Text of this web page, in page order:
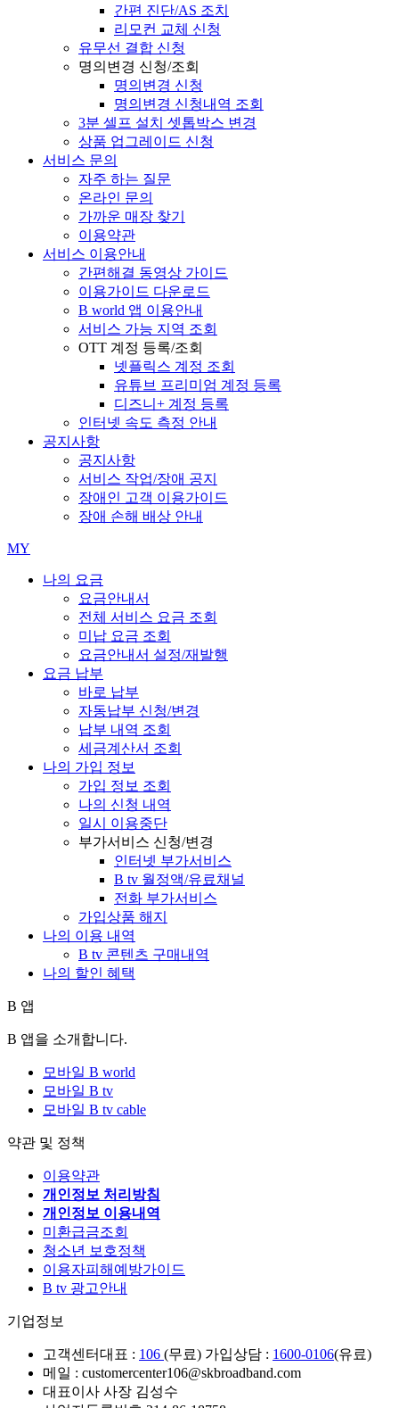
간편 진단/AS 조치
리모컨 교체 신청
유무선 결합 신청
명의변경 신청/조회
명의변경 신청
명의변경 신청내역 조회
3분 셀프 설치 셋톱박스 변경
상품 업그레이드 신청
서비스 문의
자주 하는 질문
온라인 문의
가까운 매장 찾기
이용약관
서비스 이용안내
간편해결 동영상 가이드
이용가이드 다운로드
B world 앱 이용안내
서비스 가능 지역 조회
OTT 계정 등록/조회
넷플릭스 계정 조회
유튜브 프리미엄 계정 등록
디즈니+ 계정 등록
인터넷 속도 측정 안내
공지사항
공지사항
서비스 작업/장애 공지
장애인 고객 이용가이드
장애 손해 배상 안내
MY
나의 요금
요금안내서
전체 서비스 요금 조회
미납 요금 조회
요금안내서 설정/재발행
요금 납부
바로 납부
자동납부 신청/변경
납부 내역 조회
세금계산서 조회
나의 가입 정보
가입 정보 조회
나의 신청 내역
일시 이용중단
부가서비스 신청/변경
인터넷 부가서비스
B tv 월정액/유료채널
전화 부가서비스
가입상품 해지
나의 이용 내역
B tv 콘텐츠 구매내역
나의 할인 혜택
B 앱
B 앱을 소개합니다.
모바일 B world
모바일 B tv
모바일 B tv cable
약관 및 정책
이용약관
개인정보 처리방침
개인정보 이용내역
미환급금조회
청소년 보호정책
이용자피해예방가이드
B tv 광고안내
기업정보
고객센터대표 : 106 (무료) 가입상담 : 1600-0106(유료)
메일 : customercenter106@skbroadband.com
대표이사 사장 김성수